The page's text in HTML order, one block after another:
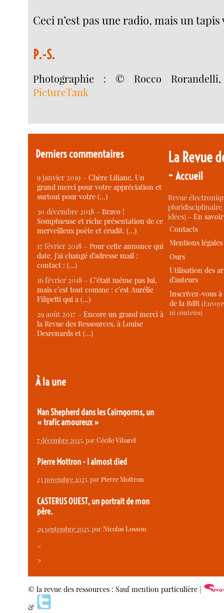
Ceci n’est pas une radio, mais un
P.-S.
Photographie : © Rocco
PictureTank
Derniers commentaires
9 janvier 2019 –Chère Liliane, Un
grand merci pour votre appréciation et
surtout pour votre (…)
30 décembre 2018 –Bravo !
Somptueuse et riche présentation de ce
merveilleux poète et érudit. (…)
17 février 2018 –Pour cette annonce qui
date, j’ai changé d’adresse mail :
contact : (…)
16 février 2018 –C’était même pas lui,
mais c’est tout comme : c’est Aurélie
Filipetti qui a (…)
29 août 2017 –Encore un grand merci à
la Revue des Ressources, à Louise
Desrenards et (…)
À la une
Nan Shepherd dans les Cairngorms, un
« trafic amoureux »
7 décembre 2025, parCécile Vibarel
Pierre Mottron - I almost died
23 novembre 2025, parPierre Mottron
CASTERUS OUEST, un portrait de mon
père.
29 septembre 2025, parNicolas Losson
<
>
La Revue
-Accueil
Revue
idées) -En
Contacts
Mentions légales
Ours
Utilisation des
d’auteurs
Inscrivez-vous
de la RdR
ni contenu)
© la revue des ressources : Sauf mention particulière |
&